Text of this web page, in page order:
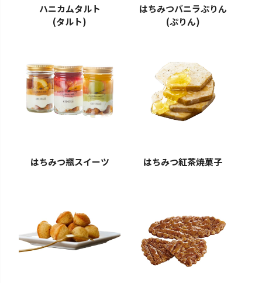
ハニカムタルト
(タルト)
はちみつバニラぷりん
(ぷりん)
はちみつ瓶スイーツ はちみつ紅茶焼菓子